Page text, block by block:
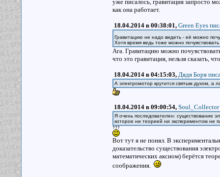
уже писалось, гравитация запросто
как она работает.
18.04.2014 в 00:38:01, Green Eyes
Гравитацию не надо видеть - её можно
Хотя время ведь тоже можно
Ага. Гравитацию можно
что это гравитация, нельзя сказать,
18.04.2014 в 04:15:03, Дядя Боря
А электромотор крутится святым духом, а
18.04.2014 в 09:00:54, Soul_Collector
Я очень последователен: существование
которое ни теорией ни экспериментом не
Вот тут я не понял. В
доказательство существования
математических аксиом) берётся
соображения.